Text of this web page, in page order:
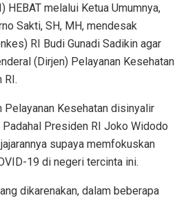
HEBAT melalui Ketua Umumnya,
Sakti, SH, MH, mendesak
RI Budi Gunadi Sadikin agar
(Dirjen) Pelayanan Kesehatan
RI.
Pelayanan Kesehatan disinyalir
Presiden RI Joko Widodo
supaya memfokuskan
19 di negeri tercinta ini.
dikarenakan, dalam beberapa